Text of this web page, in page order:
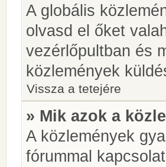
A globális
olvasd el őket
vezérlőpultban és
közlemények
Vissza a tetejére
» Mik azok a
A közlemények
fórummal